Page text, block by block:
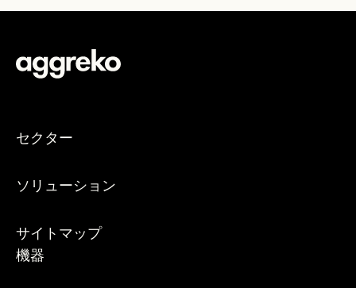
セクター
ソリューション
サイトマップ
機器